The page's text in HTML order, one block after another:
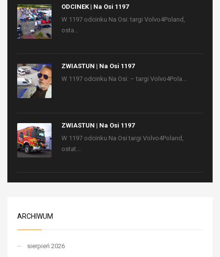
ODCINEK | Na Osi 1197
W 1197 odcinku Na Osi: targi Volvo4Poland,
osta...
ZWIASTUN | Na Osi 1197
W 1197 odcinku Na Osi: – targi Volvo4Pola...
ZWIASTUN | Na Osi 1197
W 1197 odcinku Na Osi targi Volvo4Poland,
ostat...
ARCHIWUM
sierpień 2026